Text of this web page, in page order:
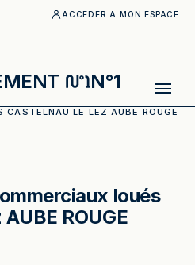
ACCÉDER À MON ESPACE
N°1
CASTELNAU LE LEZ AUBE ROUGE
loués
ROUGE